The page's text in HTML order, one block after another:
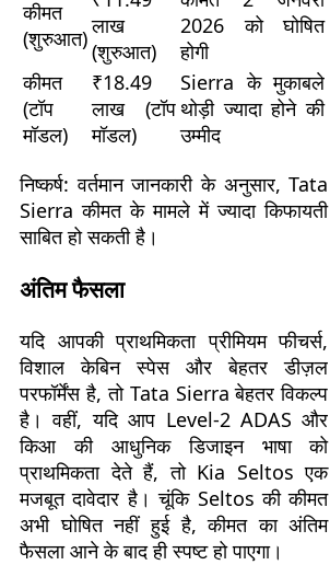
कीमत
(शुरुआत)लाख
(शुरुआत)
2026 को घोषित
होगी
कीमत
(टॉप
मॉडल)
₹18.49
लाख (टॉप
मॉडल)
Sierra के मुकाबले
थोड़ी ज्यादा होने की
उम्मीद
निष्कर्ष: वर्तमान जानकारी के अनुसार, Tata
Sierra कीमत के मामले में ज्यादा किफायती
साबित हो सकती है।
अंतिम फैसला
यदि आपकी प्राथमिकता प्रीमियम फीचर्स,
विशाल केबिन स्पेस और बेहतर डीज़ल
परफॉर्मेंस है, तो Tata Sierra बेहतर विकल्प
है। वहीं, यदि आप Level-2 ADAS और
किआ की आधुनिक डिजाइन भाषा को
प्राथमिकता देते हैं, तो Kia Seltos एक
मजबूत दावेदार है। चूंकि Seltos की कीमत
अभी घोषित नहीं हुई है, कीमत का अंतिम
फैसला आने के बाद ही स्पष्ट हो पाएगा।